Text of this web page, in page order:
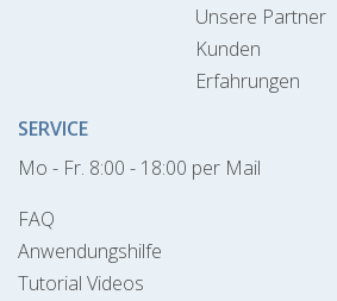
Unsere Partner
Kunden
Erfahrungen
SERVICE
Mo - Fr. 8:00 - 18:00 per Mail
FAQ
Anwendungshilfe
Tutorial Videos